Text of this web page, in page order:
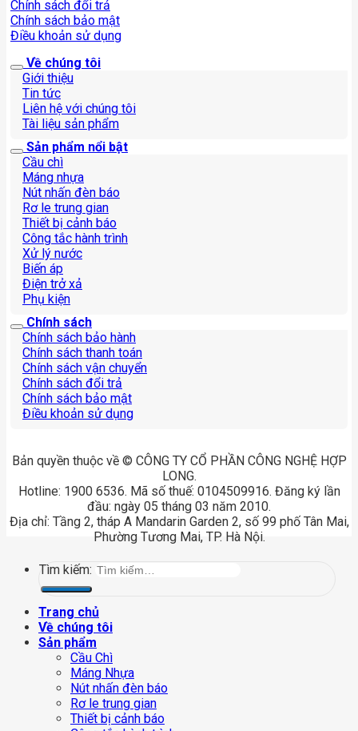
Chính sách đổi trả
Chính sách bảo mật
Điều khoản sử dụng
Về chúng tôi
Giới thiệu
Tin tức
Liên hệ với chúng tôi
Tài liệu sản phẩm
Sản phẩm nổi bật
Cầu chì
Máng nhựa
Nút nhấn đèn báo
Rơ le trung gian
Thiết bị cảnh báo
Công tắc hành trình
Xử lý nước
Biến áp
Điện trở xả
Phụ kiện
Chính sách
Chính sách bảo hành
Chính sách thanh toán
Chính sách vận chuyển
Chính sách đổi trả
Chính sách bảo mật
Điều khoản sử dụng
Bản quyền thuộc về © CÔNG TY CỔ PHẦN CÔNG NGHỆ HỢP
LONG.
Hotline: 1900 6536. Mã số thuế: 0104509916. Đăng ký lần
đầu: ngày 05 tháng 03 năm 2010.
Địa chỉ: Tầng 2, tháp A Mandarin Garden 2, số 99 phố Tân Mai,
Phường Tương Mai, TP. Hà Nội.
Tìm kiếm:
Trang chủ
Về chúng tôi
Sản phẩm
Cầu Chì
Máng Nhựa
Nút nhấn đèn báo
Rơ le trung gian
Thiết bị cảnh báo